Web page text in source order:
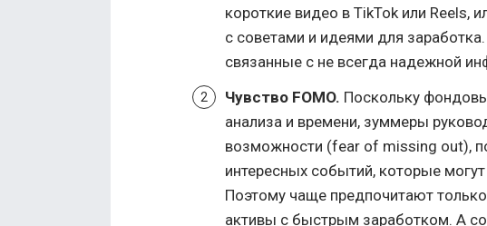
короткие видео в TikTok или Reels,
с советами и идеями для
связанные с не всегда надежной
Чувство FOMO. Поскольку
анализа и времени, зуммеры
возможности (fear of missing out),
интересных событий, которые
Поэтому чаще предпочитают
активы с быстрым заработком. А